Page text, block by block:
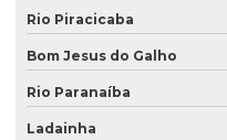
Plantio de grama esmeralda
Plantio de grama esmeralda
Plantio de grama na fazenda
Plantio de grama com
Rio Piracicaba
Bom Jesus do Galho
Rio Paranaíba
Ladainha